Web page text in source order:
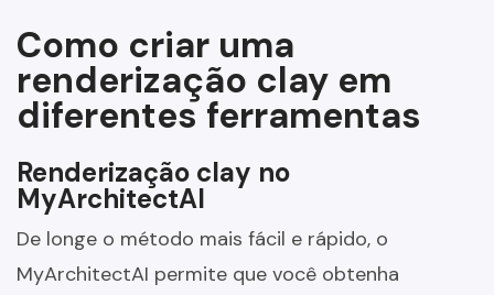
Como criar uma
renderização clay em
diferentes ferramentas
Renderização clay no
MyArchitectAI
De longe o método mais fácil e rápido, o
MyArchitectAI permite que você obtenha